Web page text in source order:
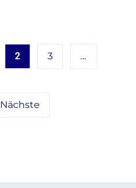
2 3 …
Nächste